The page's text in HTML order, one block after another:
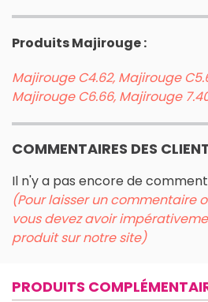
Produits Majirouge :
Majirouge C4.62, Majirouge
Majirouge C6.66, Majirouge
COMMENTAIRES DES
Il n'y a pas encore de
(Pour laisser un commentaire
vous devez avoir
produit sur notre site)
PRODUITS